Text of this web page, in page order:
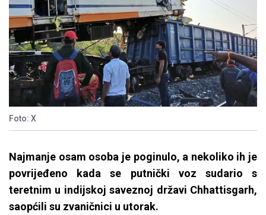
Foto: X
Najmanje osam osoba je poginulo, a nekoliko ih je
povrijeđeno kada se putnički voz sudario s
teretnim u indijskoj saveznoj državi Chhattisgarh,
saopćili su zvaničnici u utorak.